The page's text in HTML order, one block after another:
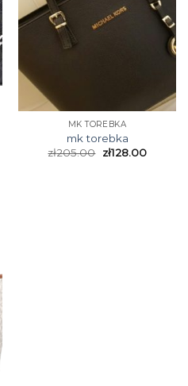
MK TOREBKA
mk torebka
zł205.00 zł128.00